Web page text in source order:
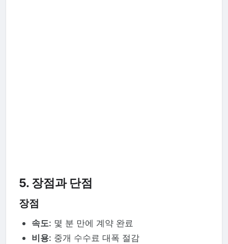
5. 장점과 단점
장점
속도: 몇 분 만에 계약 완료
비용: 중개 수수료 대폭 절감